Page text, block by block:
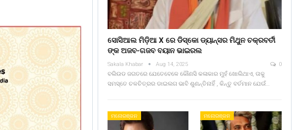
ସୋସିଆଲ ମିଡ଼ିଆ X ରେ ଡିସ୍କୋ ଡ୍ୟାନ୍ସର ମିଥୁନ ଚକ୍ରବର୍ତୀ
ଙ୍କ ଅଜବ-ଗଜବ ବୟାନ ଭାଇରଲ
Sakala Khabar Aug 14, 2025 0
ବଲିଉଡ ଜଗତରେ ଯେତେବେଳେ କୌଣସି କଳାକାର ମୁହଁ ଖୋଲିଥାଏ, ତାକୁ
ସମସ୍ତେ ଚଳଚିତ୍ରର ଡାଇଲଗ ଭାବି ଶୁଣନ୍ତିନାହିଁ , କିନ୍ତୁ ବର୍ତମାନ ଯେଉଁ…
ମନୋରଞ୍ଜନ ମନୋରଞ୍ଜନ